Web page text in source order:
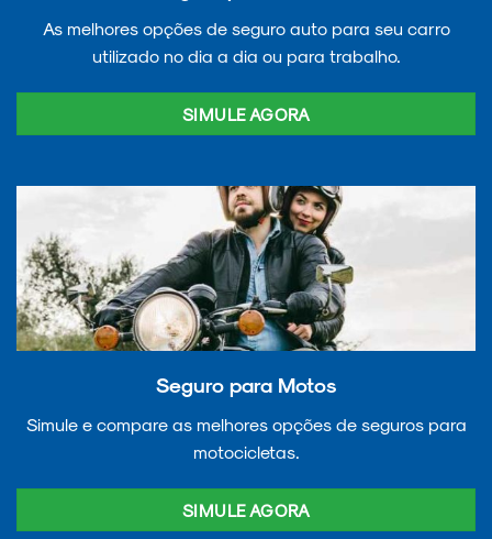
As melhores opções de seguro auto para seu carro
utilizado no dia a dia ou para trabalho.
SIMULE AGORA
Seguro para Motos
Simule e compare as melhores opções de seguros para
motocicletas.
SIMULE AGORA